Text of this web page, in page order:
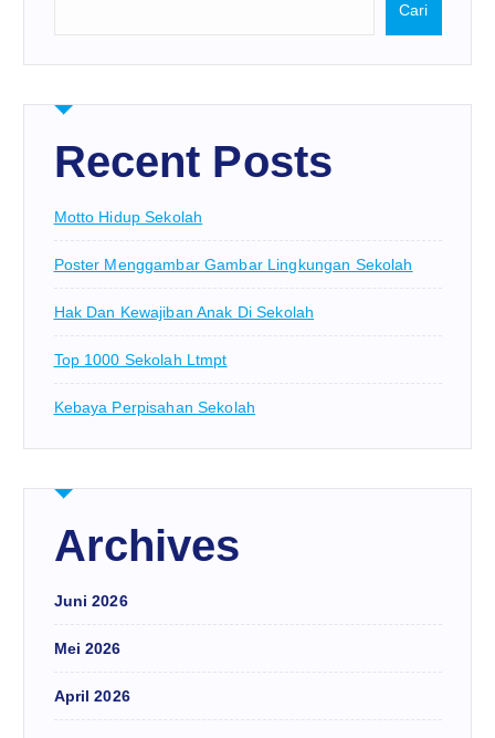
Cari
Recent Posts
Motto Hidup Sekolah
Poster Menggambar Gambar Lingkungan Sekolah
Hak Dan Kewajiban Anak Di Sekolah
Top 1000 Sekolah Ltmpt
Kebaya Perpisahan Sekolah
Archives
Juni 2026
Mei 2026
April 2026